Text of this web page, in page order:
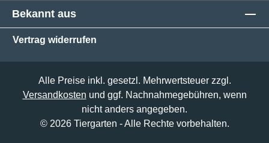
Bekannt aus
Vertrag widerrufen
Alle Preise inkl. gesetzl. Mehrwertsteuer zzgl.
Versandkosten und ggf. Nachnahmegebühren, wenn
nicht anders angegeben.
© 2026 Tiergarten - Alle Rechte vorbehalten.